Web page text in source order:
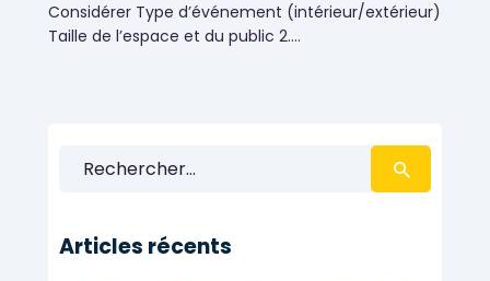
Évènementiels
Considérer Type d’événement (intérieur/extérieur)
Taille de l’espace et du public 2.…
Rechercher :
Articles récents